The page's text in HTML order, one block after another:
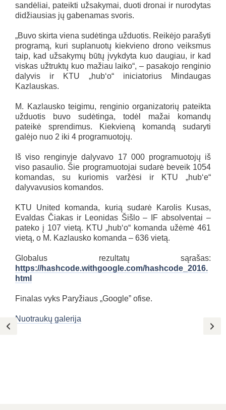
sandėliai, pateikti užsakymai, duoti dronai ir nurodytas
didžiausias jų gabenamas svoris.
„Buvo skirta viena sudėtinga užduotis. Reikėjo parašyti
programą, kuri suplanuotų kiekvieno drono veiksmus
taip, kad užsakymų būtų įvykdyta kuo daugiau, ir kad
viskas užtruktų kuo mažiau laiko“, – pasakojo renginio
dalyvis ir KTU „hub‘o“ iniciatorius Mindaugas
Kazlauskas.
M. Kazlausko teigimu, renginio organizatorių pateikta
užduotis buvo sudėtinga, todėl mažai komandų
pateikė sprendimus. Kiekvieną komandą sudaryti
galėjo nuo 2 iki 4 programuotojų.
Iš viso renginyje dalyvavo 17 000 programuotojų iš
viso pasaulio. Šie programuotojai sudarė beveik 1054
komandas, su kuriomis varžėsi ir KTU „hub‘e“
dalyvavusios komandos.
KTU United komanda, kurią sudarė Karolis Kusas,
Evaldas Čiakas ir Leonidas Šišlo – IF absolventai –
pateko į 107 vietą. KTU „hub‘o“ komanda užėmė 461
vietą, o M. Kazlausko komanda – 636 vietą.
Globalus rezultatų sąrašas:
https://hashcode.withgoogle.com/hashcode_2016.
html
Finalas vyks Paryžiaus „Google” ofise.
Nuotraukų galerija